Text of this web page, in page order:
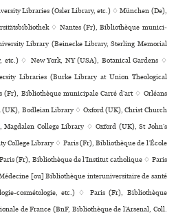
Libraries (Osler Library, etc.) ♢ München (De),
♢ Nantes (Fr), Bibliothèque muni­ci­
Library (Beinecke Library, Sterling Memorial
etc.) ♢ New York, NY (USA), Botanical Gardens ♢
Libraries (Burke Library at Union Theological
Bibliothèque muni­ci­pale Carré d’art ♢ Orléans
Bodleian Library ♢ Oxford (UK), Christ Church
College Library ♢ Oxford (UK), St John’s
College Library ♢ Paris (Fr), Bibliothèque de l’École
(Fr), Bibliothèque de l’Institut catho­li­que ♢ Paris
[ou] Bibliothèque inte­ru­ni­ver­si­taire de santé
cos­mé­to­lo­gie, etc.) ♢ Paris (Fr), Bibliothèque
de France (BnF, Bibliothèque de l’Arsenal, Coll.